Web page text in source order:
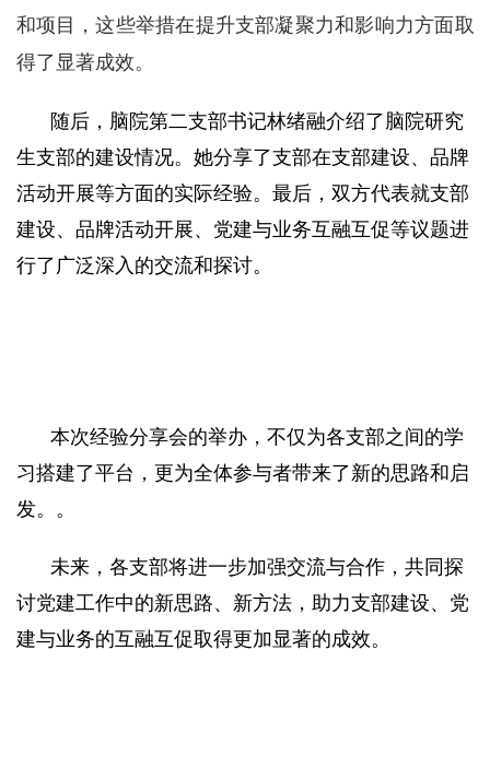
和项目，这些举措在提升支部凝聚力和影响力方面取
得了显著成效。
随后，脑院第二支部书记林绪融介绍了脑院研究
生支部的建设情况。她分享了支部在支部建设、品牌
活动开展等方面的实际经验。最后，双方代表就支部
建设、品牌活动开展、党建与业务互融互促等议题进
行了广泛深入的交流和探讨。
本次经验分享会的举办，不仅为各支部之间的学
习搭建了平台，更为全体参与者带来了新的思路和启
发。。
未来，各支部将进一步加强交流与合作，共同探
讨党建工作中的新思路、新方法，助力支部建设、党
建与业务的互融互促取得更加显著的成效。